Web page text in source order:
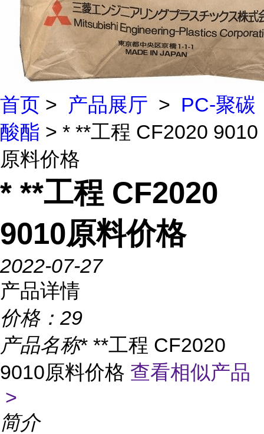
首页 > 产品展厅 > PC-聚碳
酸酯 > * **工程 CF2020 9010
原料价格
* **工程 CF2020
9010原料价格
2022-07-27
产品详情
价格： 29
产品名称* **工程 CF2020
9010原料价格 查看相似产品
>
简介